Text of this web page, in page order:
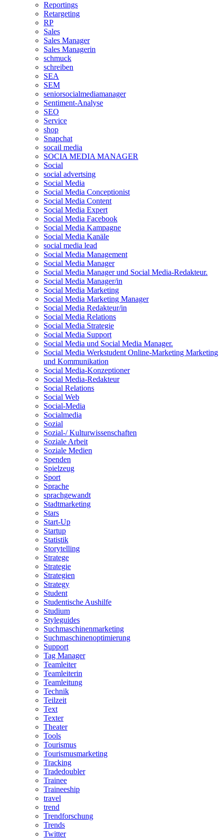
Reportings
Retargeting
RP
Sales
Sales Manager
Sales Managerin
schmuck
schreiben
SEA
SEM
seniorsocialmediamanager
Sentiment-Analyse
SEO
Service
shop
Snapchat
socail media
SOCIA MEDIA MANAGER
Social
social advertsing
Social Media
Social Media Conceptionist
Social Media Content
Social Media Expert
Social Media Facebook
Social Media Kampagne
Social Media Kanäle
social media lead
Social Media Management
Social Media Manager
Social Media Manager und Social Media-Redakteur.
Social Media Manager/in
Social Media Marketing
Social Media Marketing Manager
Social Media Redakteur/in
Social Media Relations
Social Media Strategie
Social Media Support
Social Media und Social Media Manager.
Social Media Werkstudent Online-Marketing Marketing
und Kommunikation
Social Media-Konzeptioner
Social Media-Redakteur
Social Relations
Social Web
Social-Media
Socialmedia
Sozial
Sozial-/ Kulturwissenschaften
Soziale Arbeit
Soziale Medien
Spenden
Spielzeug
Sport
Sprache
sprachgewandt
Stadtmarketing
Stars
Start-Up
Startup
Statistik
Storytelling
Stratege
Strategie
Strategien
Strategy
Student
Studentische Aushilfe
Studium
Styleguides
Suchmaschinenmarketing
Suchmaschinenoptimierung
Support
Tag Manager
Teamleiter
Teamleiterin
Teamleitung
Technik
Teilzeit
Text
Texter
Theater
Tools
Tourismus
Tourismusmarketing
Tracking
Tradedoubler
Trainee
Traineeship
travel
trend
Trendforschung
Trends
Twitter